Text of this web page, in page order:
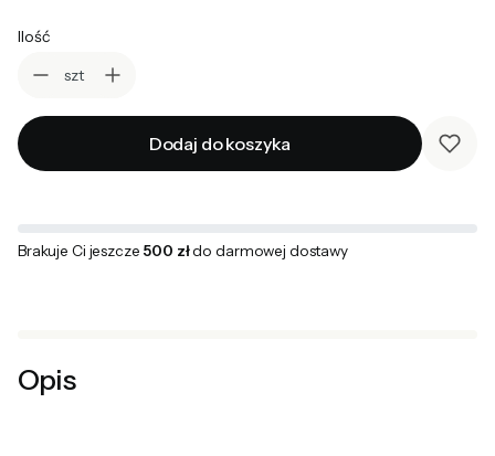
Ilość
szt
Dodaj do koszyka
Brakuje Ci jeszcze 500 złdo darmowej dostawy
Opis